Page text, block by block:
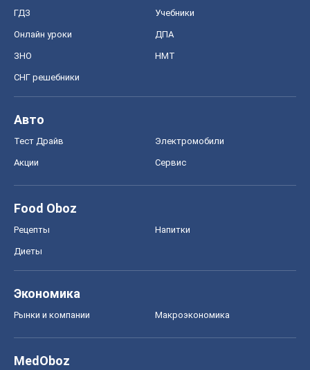
ГДЗ Учебники
Онлайн уроки ДПА
ЗНО НМТ
СНГ решебники
Авто
Тест Драйв Электромобили
Акции Сервис
Food Oboz
Рецепты Напитки
Диеты
Экономика
Рынки и компании Mакроэкономика
MedOboz